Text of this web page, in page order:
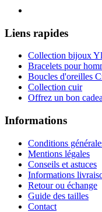
Liens rapides
Collection bijoux
Bracelets pour
Boucles d'oreilles
Collection cuir
Offrez un bon
Informations
Conditions
Mentions légales
Conseils et astuces
Informations
Retour ou échange
Guide des tailles
Contact